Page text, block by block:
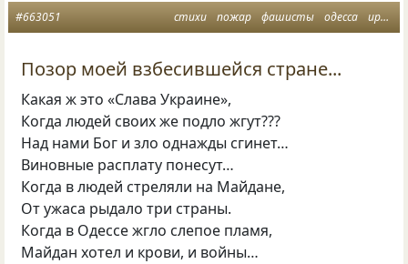
стихи пожар фашисты одесса ирина самарина
#663051
Позор моей взбесившейся стране...
Какая ж это «Слава Украине»,
Когда людей своих же подло жгут???
Над нами Бог и зло однажды сгинет…
Виновные расплату понесут…
Когда в людей стреляли на Майдане,
От ужаса рыдало три страны.
Когда в Одессе жгло слепое пламя,
Майдан хотел и крови, и войны…